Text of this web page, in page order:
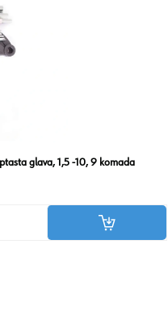
glava, 1,5 -10, 9 komada